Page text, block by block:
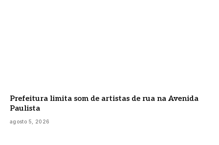
Prefeitura limita som de artistas de rua na Avenida
Paulista
agosto 5, 2026